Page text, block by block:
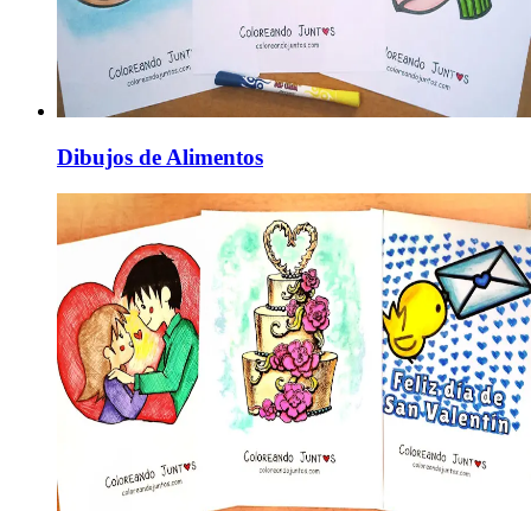
Dibujos de Alimentos